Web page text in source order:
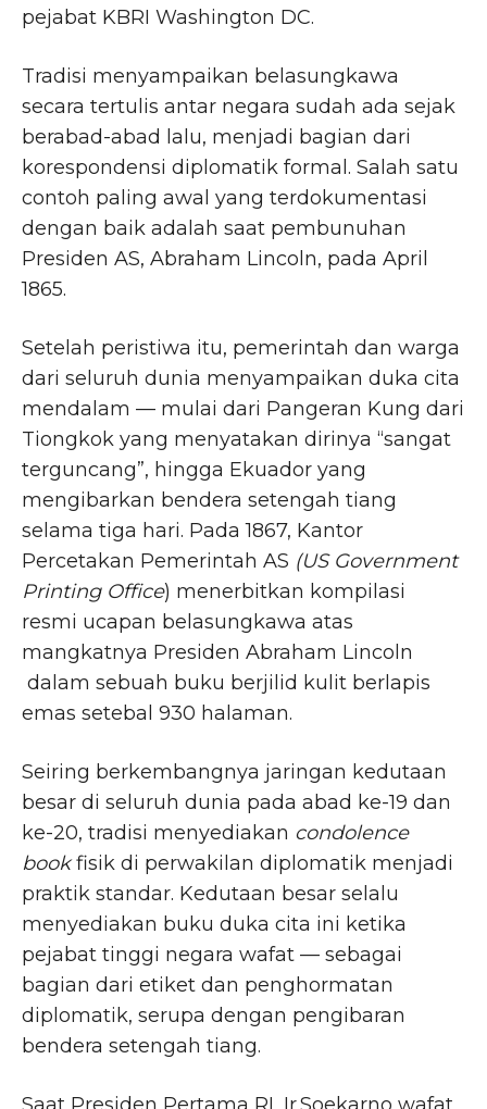
pejabat KBRI Washington DC.
Tradisi menyampaikan belasungkawa
secara tertulis antar negara sudah ada sejak
berabad-abad lalu, menjadi bagian dari
korespondensi diplomatik formal. Salah satu
contoh paling awal yang terdokumentasi
dengan baik adalah saat pembunuhan
Presiden AS, Abraham Lincoln, pada April
1865.
Setelah peristiwa itu, pemerintah dan warga
dari seluruh dunia menyampaikan duka cita
mendalam — mulai dari Pangeran Kung dari
Tiongkok yang menyatakan dirinya “sangat
terguncang”, hingga Ekuador yang
mengibarkan bendera setengah tiang
selama tiga hari. Pada 1867, Kantor
Percetakan Pemerintah AS (US Government
Printing Office) menerbitkan kompilasi
resmi ucapan belasungkawa atas
mangkatnya Presiden Abraham Lincoln
dalam sebuah buku berjilid kulit berlapis
emas setebal 930 halaman.
Seiring berkembangnya jaringan kedutaan
besar di seluruh dunia pada abad ke-19 dan
ke-20, tradisi menyediakan condolence
bookfisik di perwakilan diplomatik menjadi
praktik standar. Kedutaan besar selalu
menyediakan buku duka cita ini ketika
pejabat tinggi negara wafat — sebagai
bagian dari etiket dan penghormatan
diplomatik, serupa dengan pengibaran
bendera setengah tiang.​